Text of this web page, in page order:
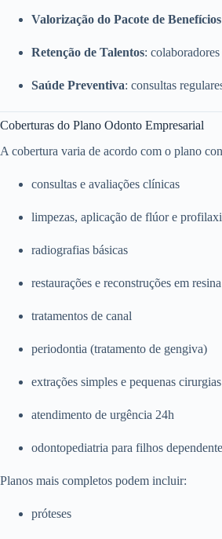
Valorização do Pacote de Benefícios
Retenção de Talentos:
Saúde Preventiva: consultas
Coberturas do Plano Odonto Empresarial
A cobertura varia de acordo com o plano
consultas e avaliações clínicas
limpezas, aplicação de flúor e
radiografias básicas
restaurações e reconstruções em resina
tratamentos de canal
periodontia (tratamento de gengiva)
extrações simples e pequenas cirurgias
atendimento de urgência 24h
odontopediatria para filhos
Planos mais completos podem incluir:
próteses